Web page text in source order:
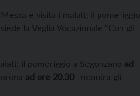
e visita i malati; il pomeriggio
la Veglia Vocazionale “Con gli
il pomeriggio a Segonzano ad
ad ore 20.30 incontra gli